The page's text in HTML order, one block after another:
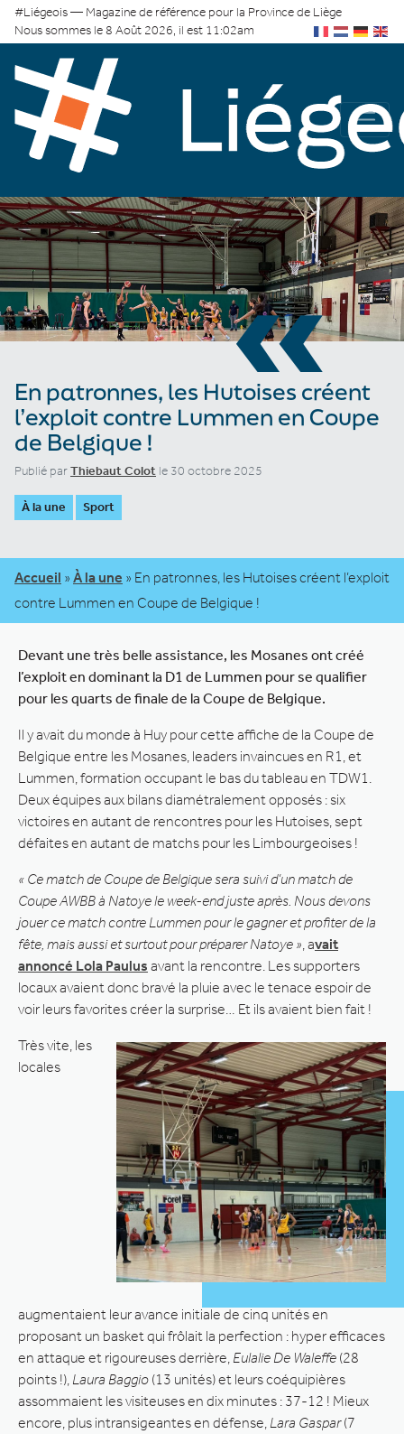
#Liégeois — Magazine de référence pour la Province de Liège
Nous sommes le 8 Août 2026, il est 11:02am
«
En patronnes, les Hutoises créent
l’exploit contre Lummen en Coupe
de Belgique !
Publié parThiebaut Colot le 30 octobre 2025
À la une Sport
Accueil » À la une » En patronnes, les Hutoises créent l’exploit
contre Lummen en Coupe de Belgique !
Devant une très belle assistance, les Mosanes ont créé
l’exploit en dominant la D1 de Lummen pour se qualifier
pour les quarts de finale de la Coupe de Belgique.
Il y avait du monde à Huy pour cette affiche de la Coupe de
Belgique entre les Mosanes, leaders invaincues en R1, et
Lummen, formation occupant le bas du tableau en TDW1.
Deux équipes aux bilans diamétralement opposés : six
victoires en autant de rencontres pour les Hutoises, sept
défaites en autant de matchs pour les Limbourgeoises !
« Ce match de Coupe de Belgique sera suivi d’un match de
Coupe AWBB à Natoye le week-end juste après. Nous devons
jouer ce match contre Lummen pour le gagner et profiter de la
fête, mais aussi et surtout pour préparer Natoye » , avait
annoncé Lola Paulus avant la rencontre. Les supporters
locaux avaient donc bravé la pluie avec le tenace espoir de
voir leurs favorites créer la surprise… Et ils avaient bien fait !
Très vite, les
locales
augmentaient leur avance initiale de cinq unités en
proposant un basket qui frôlait la perfection : hyper efficaces
en attaque et rigoureuses derrière, Eulalie De Waleffe (28
points !), Laura Baggio (13 unités) et leurs coéquipières
assommaient les visiteuses en dix minutes : 37-12 ! Mieux
encore, plus intransigeantes en défense, Lara Gaspar(7